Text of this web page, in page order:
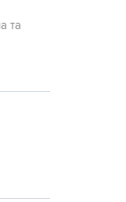
та